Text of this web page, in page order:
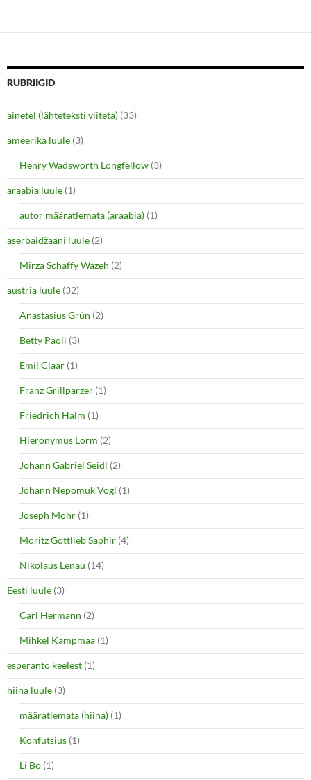
o d
RUBRIIGID
ainetel (lähteteksti viiteta) (33)
ameerika luule (3)
Henry Wadsworth Longfellow (3)
araabia luule (1)
autor määratlemata (araabia) (1)
aserbaidžaani luule (2)
Mirza Schaffy Wazeh (2)
austria luule (32)
Anastasius Grün (2)
Betty Paoli (3)
Emil Claar (1)
Franz Grillparzer (1)
Friedrich Halm (1)
Hieronymus Lorm (2)
Johann Gabriel Seidl (2)
Johann Nepomuk Vogl (1)
Joseph Mohr (1)
Moritz Gottlieb Saphir (4)
Nikolaus Lenau (14)
Eesti luule (3)
Carl Hermann (2)
Mihkel Kampmaa (1)
esperanto keelest (1)
hiina luule (3)
määratlemata (hiina) (1)
Konfutsius (1)
Li Bo (1)